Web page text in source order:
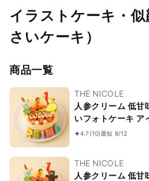
イラストケーキ・
さいケーキ）
商品一覧
THE NICOLE
人参クリーム 低甘
いフォトケーキ ア
真ケーキ ファース
4.7 (10)最短 8/12
THE NICOLE
人参クリーム 低甘